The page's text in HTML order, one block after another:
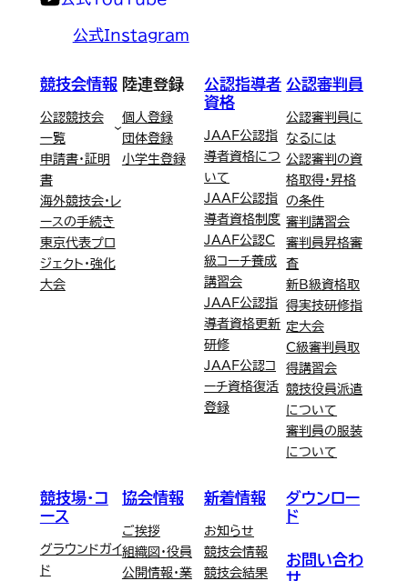
公式Instagram
競技会情報
公認競技会
一覧
申請書・証明
書
海外競技会・レ
ースの手続き
東京代表プロ
ジェクト・強化
大会
陸連登録
個人登録
団体登録
小学生登録
公認指導者
資格
JAAF公認指
導者資格につ
いて
JAAF公認指
導者資格制度
JAAF公認C
級コーチ養成
講習会
JAAF公認指
導者資格更新
研修
JAAF公認コ
ーチ資格復活
登録
公認審判員
公認審判員に
なるには
公認審判の資
格取得・昇格
の条件
審判講習会
審判員昇格審
査
新B級資格取
得実技研修指
定大会
C級審判員取
得講習会
競技役員派遣
について
審判員の服装
について
競技場・コ
ース
グラウンドガイ
ド
協会情報
ご挨拶
組織図・役員
公開情報・業
新着情報
お知らせ
競技会情報
競技会結果
ダウンロー
ド
お問い合わ
せ